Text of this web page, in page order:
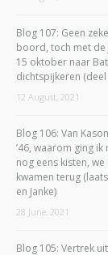
Blog 107: Geen
boord, toch met de
15 oktober naar
dichtspijkeren (deel
12 August, 2021
Blog 106: Van
’46, waarom ging
nog eens kisten,
kwamen terug
en Janke)
28 June, 2021
Blog 105: Vertrek